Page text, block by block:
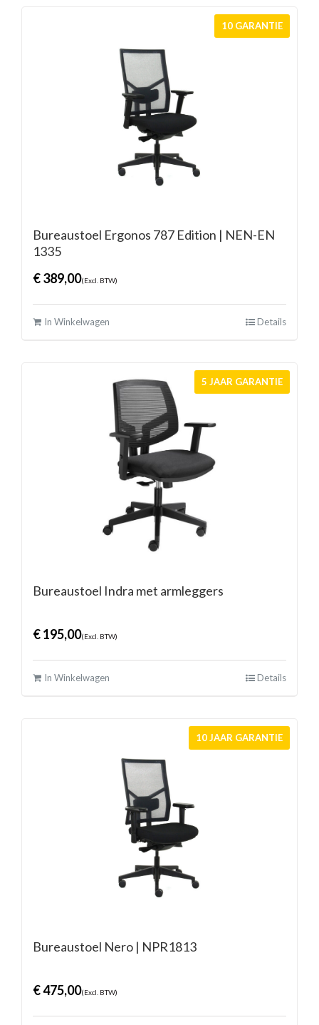
Bureaustoel Ergonos 787 Edition | NEN-EN
1335
10 GARANTIE
€389,00(Excl. BTW)
In Winkelwagen Details
Bureaustoel Indra met armleggers
5 JAAR GARANTIE
€195,00(Excl. BTW)
In Winkelwagen Details
Bureaustoel Nero | NPR1813
10 JAAR GARANTIE
€475,00(Excl. BTW)